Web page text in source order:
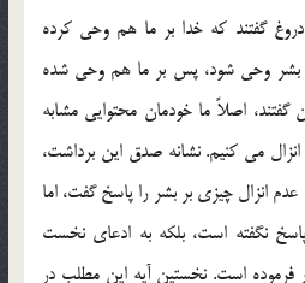
گفتند که خدا بر ما هم وحي کرده
بشر وحي شود، پس بر ما هم وحي شده
اصلاً ما خودمان محتوايي مشابه
مي کنيم. نشانه صدق اين برداشت،
انزال چيزي بر بشر را پاسخ گفت، اما
نگفته است، بلکه به ادعاي نخست
فرموده است. نخستين آيه اين مطلب در